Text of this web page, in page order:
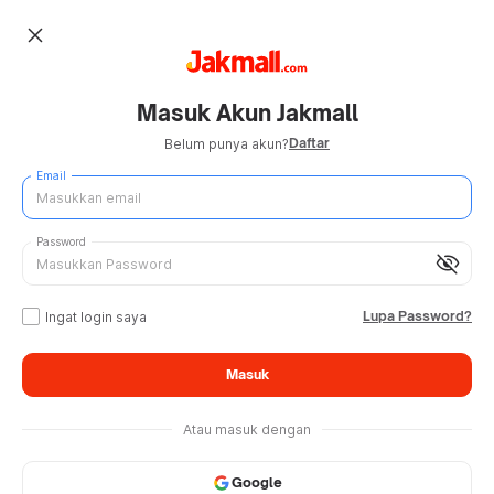
close
Masuk Akun Jakmall
Belum punya akun?Daftar
Email
visibility_off
Password
Ingat login saya Lupa Password?
Masuk
Atau masuk dengan
Google